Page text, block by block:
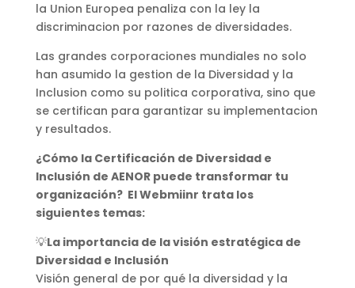
la Union Europea penaliza con la ley la
discriminacion por razones de diversidades.
Las grandes corporaciones mundiales no solo
han asumido la gestion de la Diversidad y la
Inclusion como su politica corporativa, sino que
se certifican para garantizar su implementacion
y resultados.
¿Cómo la Certificación de Diversidad e
Inclusión de AENOR puede transformar tu
organización? El Webmiinr trata los
siguientes temas:
💡La importancia de la visión estratégica de
Diversidad e Inclusión
Visión general de por qué la diversidad y la